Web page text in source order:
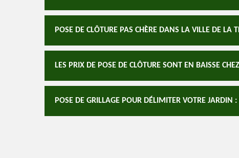
POSE DE CLÔTURE PAS CHÈRE DANS LA VILLE DE LA
LES PRIX DE POSE DE CLÔTURE SONT EN BAISSE
POSE DE GRILLAGE POUR DÉLIMITER VOTRE JARDIN